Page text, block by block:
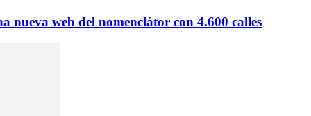
nueva web del nomenclátor con 4.600 calles